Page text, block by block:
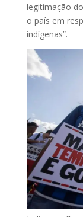
legitimação
o país em
indígenas”.